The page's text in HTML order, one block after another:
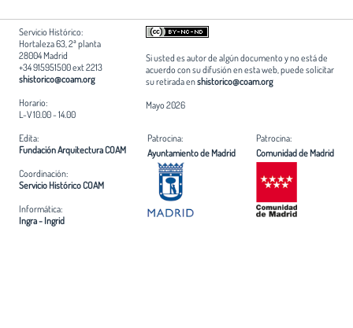
Servicio Histórico:
Hortaleza 63, 2ª planta
28004 Madrid
+34 915951500 ext 2213
shistorico@coam.org
Horario:
L-V 10.00 - 14.00
Si usted es autor de algún documento y no está de
acuerdo con su difusión en esta web, puede solicitar
su retirada enshistorico@coam.org
Mayo 2026
Edita:
Fundación Arquitectura COAM
Coordinación:
Servicio Histórico COAM
Informática:
Ingra - Ingrid
Patrocina:
Ayuntamiento de Madrid
Patrocina:
Comunidad de Madrid